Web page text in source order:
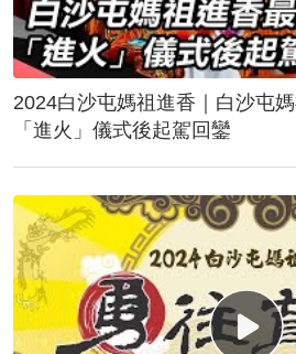
2024白沙屯媽祖進香｜白沙屯
「進火」儀式後起駕回鑾